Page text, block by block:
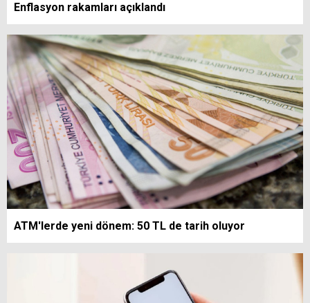
Enflasyon rakamları açıklandı
ATM'lerde yeni dönem: 50 TL de tarih oluyor